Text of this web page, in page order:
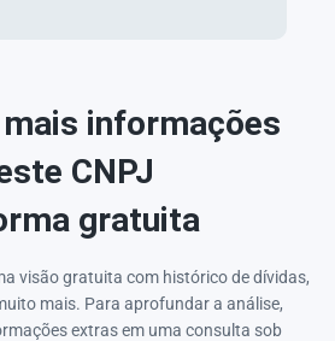
mais informações
CNPJ
gratuita
visão gratuita com histórico de dívidas,
mais. Para aprofundar a análise,
extras em uma consulta sob